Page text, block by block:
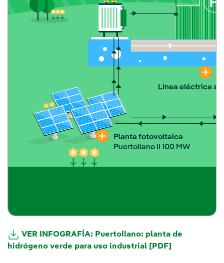
Planta fotovoltaica
Puertollano II 100 MW
Línea eléctrica
VER INFOGRAFÍA: Puertollano: planta de
hidrógeno verde para uso industrial [PDF]